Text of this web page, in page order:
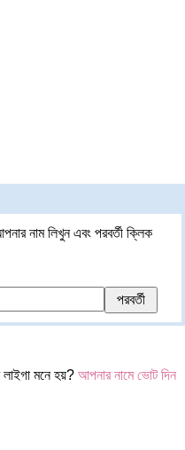
নাম লিখুন এবং পরবর্তী ক্লিক
মনে হয়? আপনার নামে ভোট দিন